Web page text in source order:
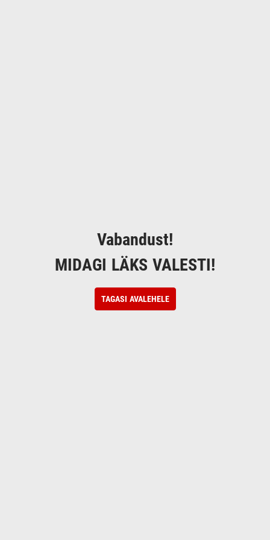
Vabandust!
MIDAGI LÄKS VALESTI!
TAGASI AVALEHELE